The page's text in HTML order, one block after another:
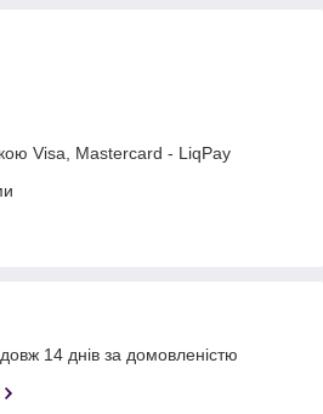
Visa, Mastercard - LiqPay
14 днів за домовленістю